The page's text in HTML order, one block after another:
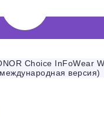
Choice InFoWear
версия)